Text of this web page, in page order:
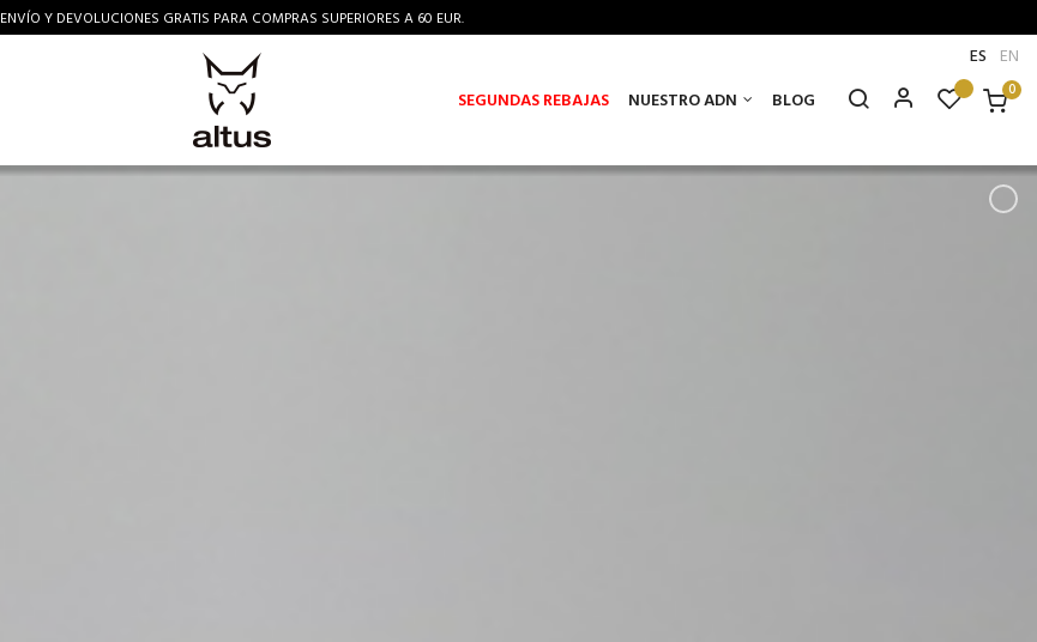
ENVÍO Y DEVOLUCIONES GRATIS PARA COMPRAS SUPERIORES A 60 EUR.
SEGUNDAS REBAJAS NUESTRO ADN BLOG 0
ES EN